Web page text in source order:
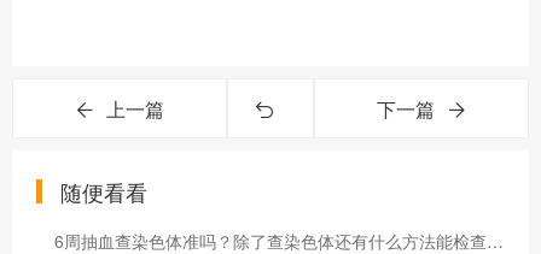
上一篇 下一篇
随便看看
6周抽血查染色体准吗？除了查染色体还有什么方法能检查胎儿？